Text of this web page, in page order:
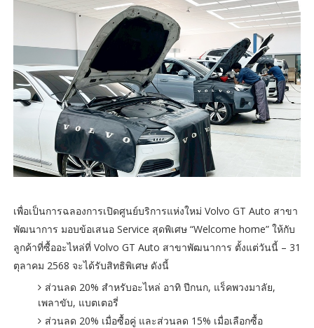
เพื่อเป็นการฉลองการเปิดศูนย์บริการแห่งใหม่ Volvo GT Auto สาขา
พัฒนาการ มอบข้อเสนอ Service สุดพิเศษ “Welcome home” ให้กับ
ลูกค้าที่ซื้ออะไหล่ที่ Volvo GT Auto สาขาพัฒนาการ ตั้งแต่วันนี้ – 31
ตุลาคม 2568 จะได้รับสิทธิพิเศษ ดังนี้
ส่วนลด 20% สำหรับอะไหล่ อาทิ ปีกนก, แร็คพวงมาลัย,
เพลาขับ, แบตเตอรี่
ส่วนลด 20% เมื่อซื้อคู่ และส่วนลด 15% เมื่อเลือกซื้อ